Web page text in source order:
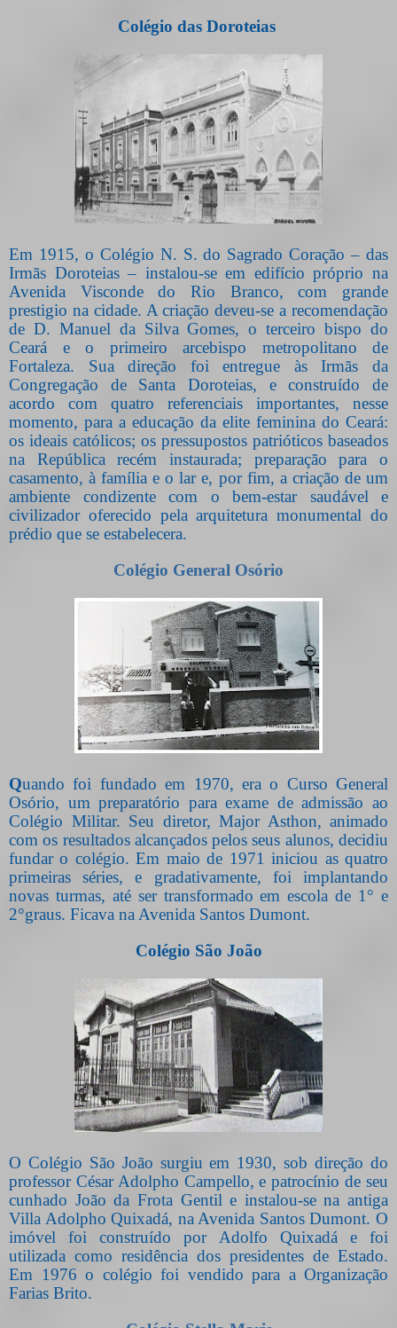
Colégio das Doroteias
Em 1915, o Colégio N. S. do Sagrado Coração – das
Irmãs Doroteias – instalou-se em edifício próprio na
Avenida Visconde do Rio Branco, com grande
prestigio na cidade. A criação deveu-se a recomendação
de D. Manuel da Silva Gomes, o terceiro bispo do
Ceará e o primeiro arcebispo metropolitano de
Fortaleza. Sua direção foi entregue às Irmãs da
Congregação de Santa Doroteias, e construído de
acordo com quatro referenciais importantes, nesse
momento, para a educação da elite feminina do Ceará:
os ideais católicos; os pressupostos patrióticos baseados
na República recém instaurada; preparação para o
casamento, à família e o lar e, por fim, a criação de um
ambiente condizente com o bem-estar saudável e
civilizador oferecido pela arquitetura monumental do
prédio que se estabelecera.
Colégio General Osório
Quando foi fundado em 1970, era o Curso General
Osório, um preparatório para exame de admissão ao
Colégio Militar. Seu diretor, Major Asthon, animado
com os resultados alcançados pelos seus alunos, decidiu
fundar o colégio. Em maio de 1971 iniciou as quatro
primeiras séries, e gradativamente, foi implantando
novas turmas, até ser transformado em escola de 1° e
2°graus. Ficava na Avenida Santos Dumont.
Colégio São João
O Colégio São João surgiu em 1930, sob direção do
professor César Adolpho Campello, e patrocínio de seu
cunhado João da Frota Gentil e instalou-se na antiga
Villa Adolpho Quixadá, na Avenida Santos Dumont. O
imóvel foi construído por Adolfo Quixadá e foi
utilizada como residência dos presidentes de Estado.
Em 1976 o colégio foi vendido para a Organização
Farias Brito.